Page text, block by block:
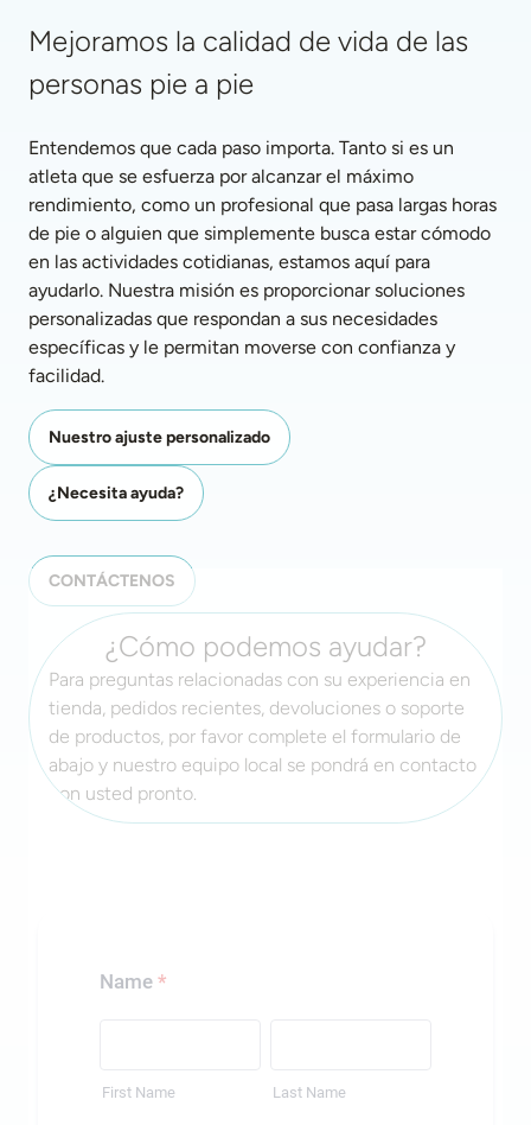
Mejoramos la calidad de vida de las
personas pie a pie
Entendemos que cada paso importa. Tanto si es un
atleta que se esfuerza por alcanzar el máximo
rendimiento, como un profesional que pasa largas horas
de pie o alguien que simplemente busca estar cómodo
en las actividades cotidianas, estamos aquí para
ayudarlo. Nuestra misión es proporcionar soluciones
personalizadas que respondan a sus necesidades
específicas y le permitan moverse con confianza y
facilidad.
Nuestro ajuste personalizado
¿Necesita ayuda?
CONTÁCTENOS
¿Cómo podemos ayudar?
Para preguntas relacionadas con su experiencia en
tienda, pedidos recientes, devoluciones o soporte
de productos, por favor complete el formulario de
abajo y nuestro equipo local se pondrá en contacto
con usted pronto.